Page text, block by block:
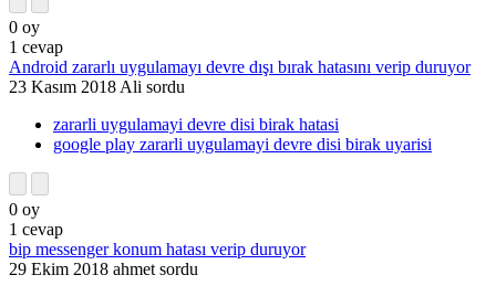
0 oy
1 cevap
Android zararlı uygulamayı devre dışı bırak hatasını verip duruyor
23 Kasım 2018 Ali sordu
zararli uygulamayi devre disi birak hatasi
google play zararli uygulamayi devre disi birak uyarisi
0 oy
1 cevap
bip messenger konum hatası verip duruyor
29 Ekim 2018 ahmet sordu